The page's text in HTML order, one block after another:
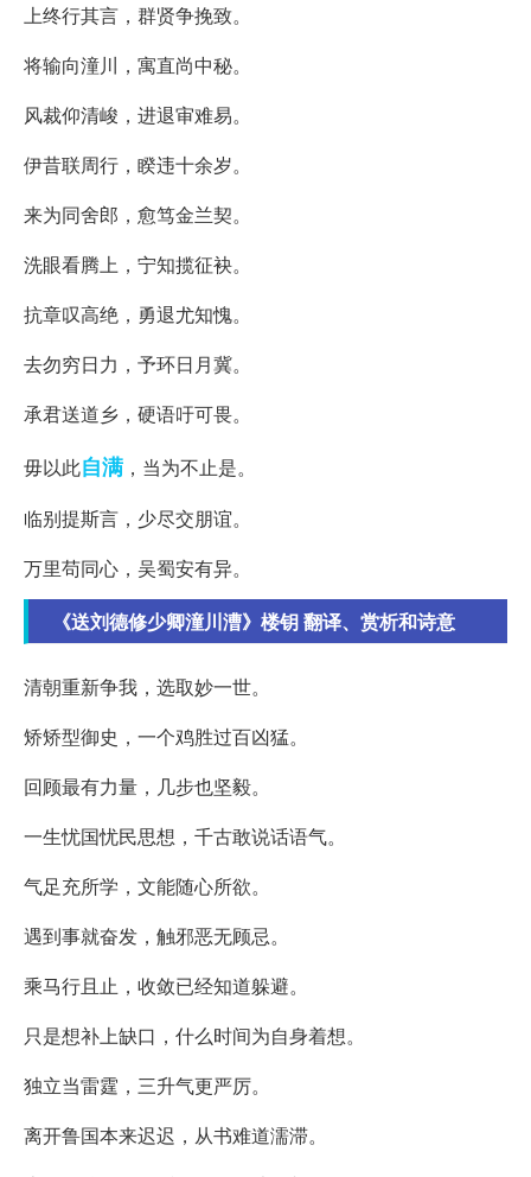
上终行其言，群贤争挽致。
将输向潼川，寓直尚中秘。
风裁仰清峻，进退审难易。
伊昔联周行，睽违十余岁。
来为同舍郎，愈笃金兰契。
洗眼看腾上，宁知揽征袂。
抗章叹高绝，勇退尤知愧。
去勿穷日力，予环日月冀。
承君送道乡，硬语吁可畏。
毋以此自满 ，当为不止是。
临别提斯言，少尽交朋谊。
万里苟同心，吴蜀安有异。
《送刘德修少卿潼川漕》楼钥 翻译、赏析和诗意
清朝重新争我，选取妙一世。
矫矫型御史，一个鸡胜过百凶猛。
回顾最有力量，几步也坚毅。
一生忧国忧民思想，千古敢说话语气。
气足充所学，文能随心所欲。
遇到事就奋发，触邪恶无顾忌。
乘马行且止，收敛已经知道躲避。
只是想补上缺口，什么时间为自身着想。
独立当雷霆，三升气更严厉。
离开鲁国本来迟迟，从书难道濡滞。